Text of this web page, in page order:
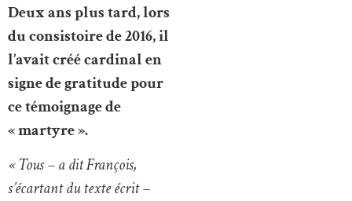
Deux ans plus tard, lors
du consistoire de 2016, il
l’avait créé cardinal en
signe de gratitude pour
ce témoignage de
« martyre ».
« Tous – a dit François,
s’écartant du texte écrit –